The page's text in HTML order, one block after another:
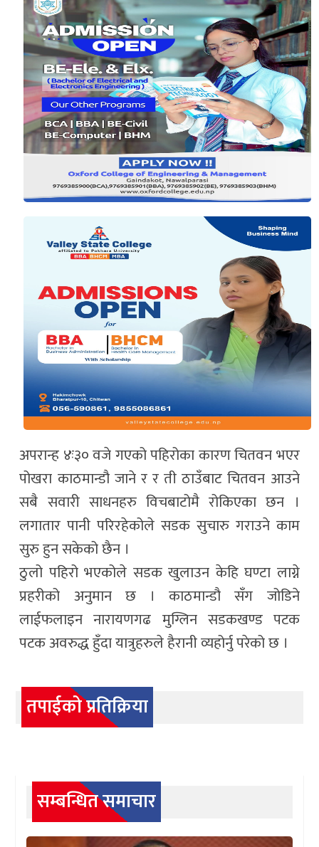
अपरान्ह ४ः३० वजे गएको पहिरोका कारण चितवन भएर
पोखरा काठमान्डौ जाने र र ती ठाउँबाट चितवन आउने
सबै सवारी साधनहरु विचबाटोमै रोकिएका छन ।
लगातार पानी परिरहेकोले सडक सुचारु गराउने काम
सुरु हुन सकेको छैन ।
ठुलो पहिरो भएकोले सडक खुलाउन केहि घण्टा लाग्ने
प्रहरीको अनुमान छ । काठमान्डौ सँग जोडिने
लाईफलाइन नारायणगढ मुग्लिन सडकखण्ड पटक
पटक अवरुद्ध हुँदा यात्रुहरुले हैरानी व्यहोर्नु परेको छ ।
तपाईको प्रतिक्रिया
सम्बन्धित समाचार